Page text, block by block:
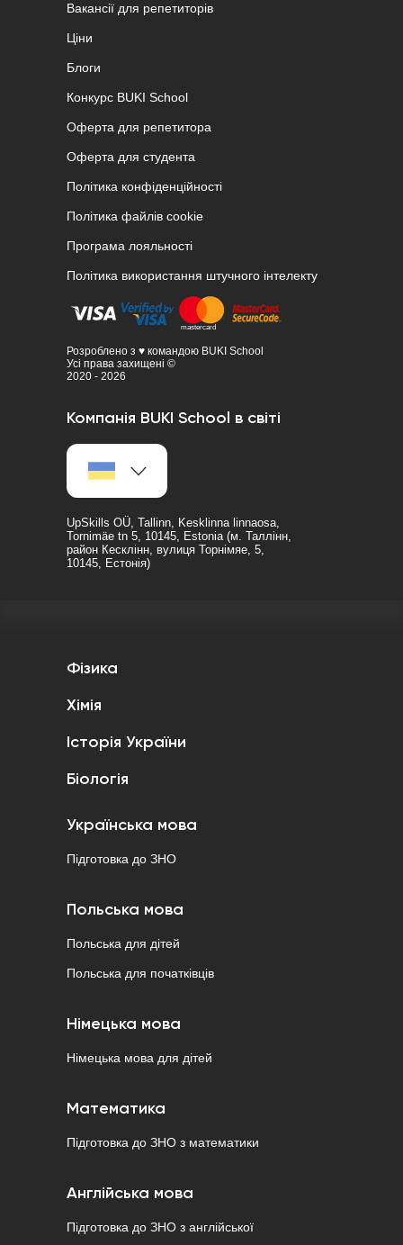
Вакансії для репетиторів
Ціни
Блоги
Конкурс BUKI School
Оферта для репетитора
Оферта для студента
Політика конфіденційності
Політика файлів cookie
Програма лояльності
Політика використання штучного інтелекту
Розроблено з ♥ командою BUKI School
Усі права захищені ©
2020 - 2026
Компанія BUKI School в світі
UpSkills OÜ, Tallinn, Kesklinna linnaosa,
Tornimäe tn 5, 10145, Estonia (м. Таллінн,
район Кесклінн, вулиця Торнімяе, 5,
10145, Естонія)
Фізика
Хімія
Історія України
Біологія
Українська мова
Підготовка до ЗНО
Польська мова
Польська для дітей
Польська для початківців
Німецька мова
Німецька мова для дітей
Математика
Підготовка до ЗНО з математики
Англійська мова
Підготовка до ЗНО з англійської